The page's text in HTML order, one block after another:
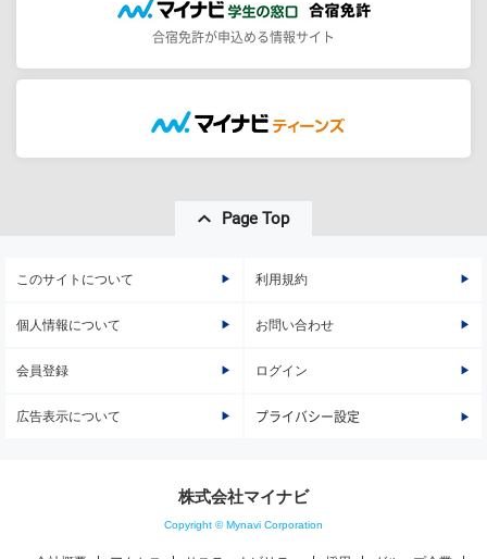
合宿免許が申込める情報サイト
Page Top
このサイトについて 利用規約
個人情報について お問い合わせ
会員登録 ログイン
広告表示について プライバシー設定
株式会社マイナビ
Copyright © Mynavi Corporation